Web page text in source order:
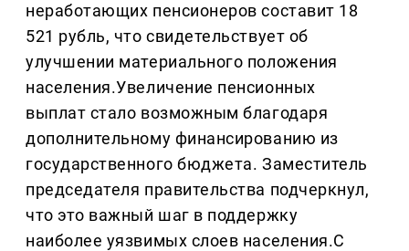
неработающих пенсионеров составит 18
521 рубль, что свидетельствует об
улучшении материального положения
населения.Увеличение пенсионных
выплат стало возможным благодаря
дополнительному финансированию из
государственного бюджета. Заместитель
председателя правительства подчеркнул,
что это важный шаг в поддержку
наиболее уязвимых слоев населения.С